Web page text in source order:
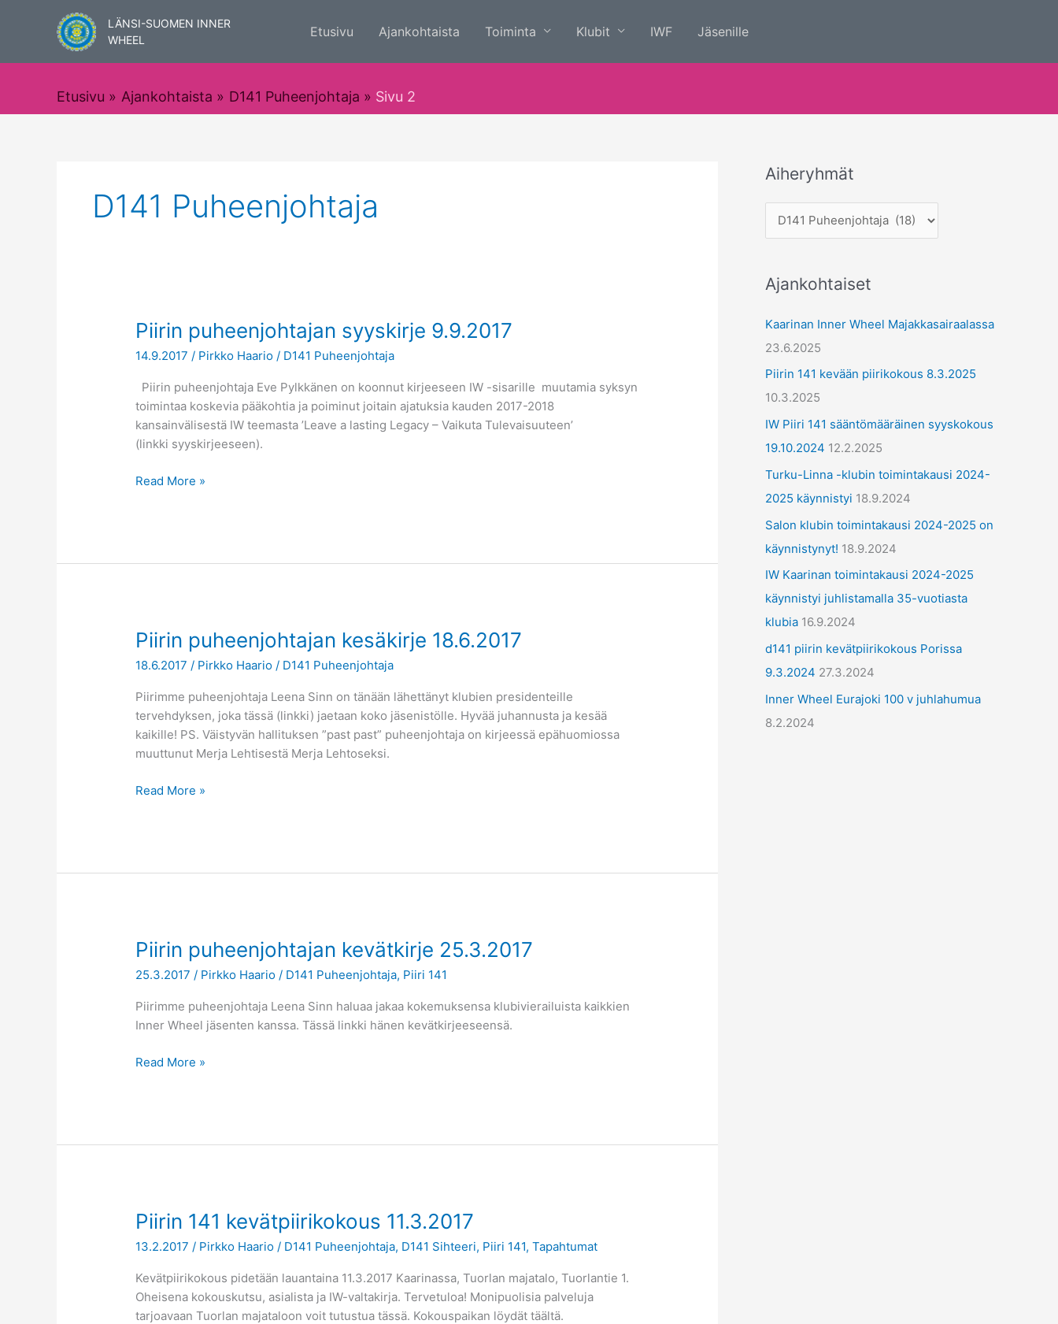
LÄNSI-SUOMEN INNER
WHEEL
Etusivu Ajankohtaista Toiminta Klubit IWF Jäsenille
Etusivu Ajankohtaista D141 Puheenjohtaja Sivu 2
D141 Puheenjohtaja
Piirin puheenjohtajan syyskirje 9.9.2017
14.9.2017/ Pirkko Haario/ D141 Puheenjohtaja
Piirin puheenjohtaja Eve Pylkkänen on koonnut kirjeeseen IW -sisarille muutamia syksyn
toimintaa koskevia pääkohtia ja poiminut joitain ajatuksia kauden 2017-2018
kansainvälisestä IW teemasta ’Leave a lasting Legacy – Vaikuta Tulevaisuuteen’
(linkki syyskirjeeseen).
Piirin
puheenjohtajan
syyskirje
9.9.2017
Read More »
Piirin puheenjohtajan kesäkirje 18.6.2017
18.6.2017/ Pirkko Haario/ D141 Puheenjohtaja
Piirimme puheenjohtaja Leena Sinn on tänään lähettänyt klubien presidenteille
tervehdyksen, joka tässä (linkki) jaetaan koko jäsenistölle. Hyvää juhannusta ja kesää
kaikille! PS. Väistyvän hallituksen ”past past” puheenjohtaja on kirjeessä epähuomiossa
muuttunut Merja Lehtisestä Merja Lehtoseksi.
Piirin
puheenjohtajan
kesäkirje
18.6.2017
Read More »
Piirin puheenjohtajan kevätkirje 25.3.2017
25.3.2017/ Pirkko Haario/ D141 Puheenjohtaja, Piiri 141
Piirimme puheenjohtaja Leena Sinn haluaa jakaa kokemuksensa klubivierailuista kaikkien
Inner Wheel jäsenten kanssa. Tässä linkki hänen kevätkirjeeseensä.
Piirin
puheenjohtajan
kevätkirje
25.3.2017
Read More »
Piirin 141 kevätpiirikokous 11.3.2017
13.2.2017/ Pirkko Haario/ D141 Puheenjohtaja, D141 Sihteeri, Piiri 141,Tapahtumat
Kevätpiirikokous pidetään lauantaina 11.3.2017 Kaarinassa, Tuorlan majatalo, Tuorlantie 1.
Oheisena kokouskutsu, asialista ja IW-valtakirja. Tervetuloa! Monipuolisia palveluja
tarjoavaan Tuorlan majataloon voit tutustua tässä. Kokouspaikan löydät täältä.
Piirin
kevätpiirikokous
11.3.2017
Aiheryhmät
A
e
y
Ajankohtaiset
Kaarinan Inner Wheel Majakkasairaalassa
23.6.2025
Piirin 141 kevään piirikokous 8.3.2025
10.3.2025
IW Piiri 141 sääntömääräinen syyskokous
19.10.2024 12.2.2025
Turku-Linna -klubin toimintakausi 2024-
2025 käynnistyi 18.9.2024
Salon klubin toimintakausi 2024-2025 on
käynnistynyt! 18.9.2024
IW Kaarinan toimintakausi 2024-2025
käynnistyi juhlistamalla 35-vuotiasta
klubia 16.9.2024
d141 piirin kevätpiirikokous Porissa
9.3.2024 27.3.2024
Inner Wheel Eurajoki 100 v juhlahumua
8.2.2024